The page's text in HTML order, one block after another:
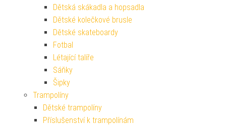
Dětská skákadla a hopsadla
Dětské kolečkové brusle
Dětské skateboardy
Fotbal
Létající talíře
Sáňky
Šipky
Trampolíny
Dětské trampolíny
Příslušenství k trampolínám